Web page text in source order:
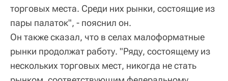
торговых места. Среди них рынки, состоящие из
пары палаток", - пояснил он.
Он также сказал, что в селах малоформатные
рынки продолжат работу. "Ряду, состоящему из
нескольких торговых мест, никогда не стать